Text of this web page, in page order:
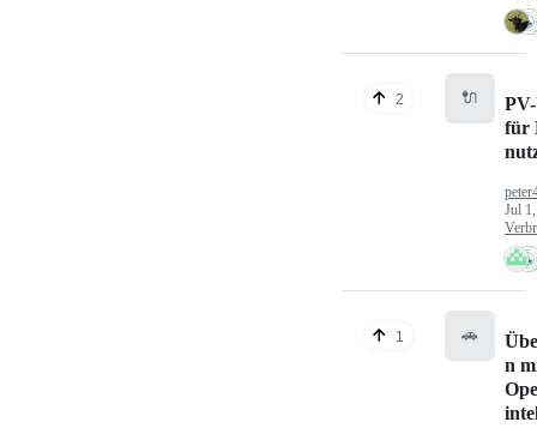
2 🔌
für
Jul
1 🚗
n